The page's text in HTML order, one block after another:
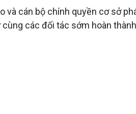
và cán bộ chính quyền cơ sở
các đối tác sớm hoàn